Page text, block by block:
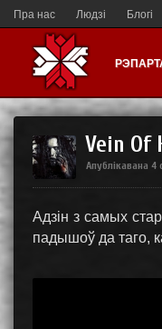
Пра нас Людзі Блогі
Vein Of
Апублікавана 4
Адзін з самых
падышоў да таго,